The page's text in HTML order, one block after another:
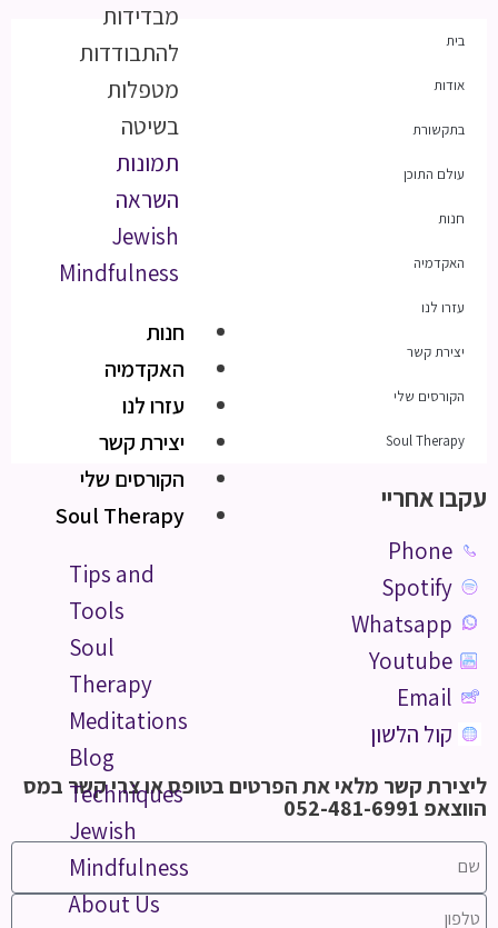
מבדידות
להתבודדות
מטפלות
בשיטה
תמונות
השראה
Jewish
Mindfulness
חנות
האקדמיה
עזרו לנו
יצירת קשר
הקורסים שלי
Soul Therapy
Tips and
Tools
Soul
Therapy
Meditations
Blog
Techniques
Jewish
Mindfulness
About Us
בית
אודות
בתקשורת
עולם התוכן
חנות
האקדמיה
עזרו לנו
יצירת קשר
הקורסים שלי
Soul Therapy
עקבו אחריי
Phone
Spotify
Whatsapp
Youtube
Email
קול הלשון
ליצירת קשר מלאי את הפרטים בטופס או צרי קשר במס
הווצאפ 052-481-6991